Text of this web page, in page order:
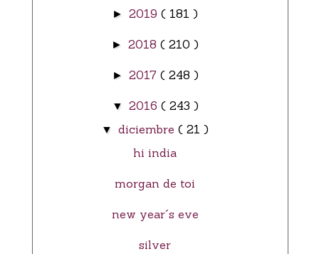
► 2019 ( 181 )
► 2018 ( 210 )
► 2017 ( 248 )
▼ 2016 ( 243 )
▼ diciembre ( 21 )
hi india
morgan de toi
new year´s eve
silver